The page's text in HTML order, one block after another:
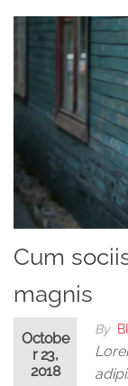
Cum
magnis
By
Octobe
r 23,
2018